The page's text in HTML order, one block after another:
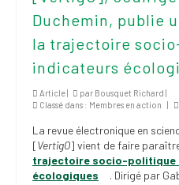
Duchemin, publie
la trajectoire
indicateurs
Article | par Bousquet Richard |
Classé dans : Membres en action |
La revue électronique en
[VertigO] vient de faire
trajectoire socio-politique
écologiques
. Dirigé par